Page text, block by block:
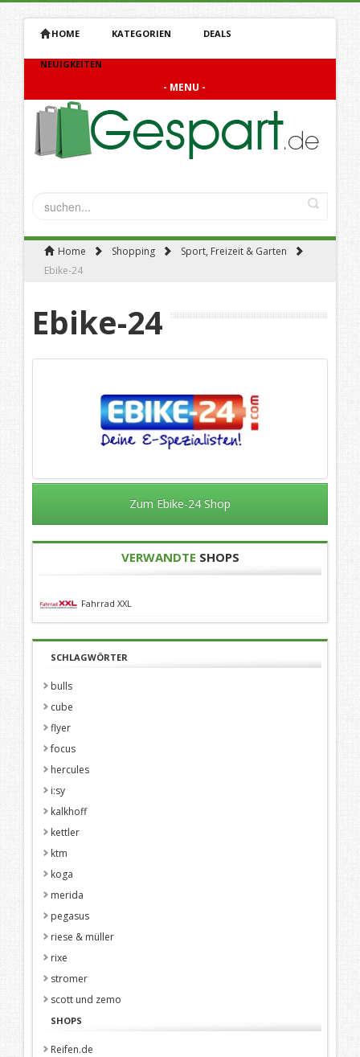
HOME KATEGORIEN DEALS
NEUIGKEITEN
- MENU -
Home Shopping
Sport, Freizeit & Garten
Ebike-24
Ebike-24
Zum Ebike-24 Shop
VERWANDTE SHOPS
Fahrrad XXL
SCHLAGWÖRTER
bulls
cube
flyer
focus
hercules
i:sy
kalkhoff
kettler
ktm
koga
merida
pegasus
riese & müller
rixe
stromer
scott und zemo
SHOPS
Reifen.de